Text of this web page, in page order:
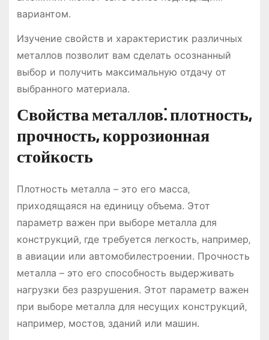
вариантом.
Изучение свойств и характеристик различных
металлов позволит вам сделать осознанный
выбор и получить максимальную отдачу от
выбранного материала.
Свойства металлов⁚ плотность‚
прочность‚ коррозионная
стойкость
Плотность металла – это его масса‚
приходящаяся на единицу объема. Этот
параметр важен при выборе металла для
конструкций‚ где требуется легкость‚ например‚
в авиации или автомобилестроении. Прочность
металла – это его способность выдерживать
нагрузки без разрушения. Этот параметр важен
при выборе металла для несущих конструкций‚
например‚ мостов‚ зданий или машин.